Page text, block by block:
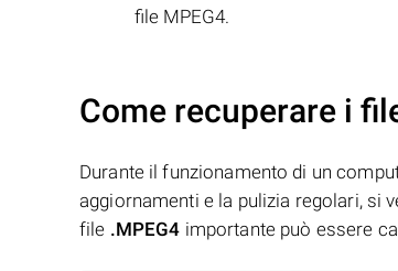
file MPEG4.
Come recuperare i
Durante il funzionamento di un
aggiornamenti e la pulizia regolari, si
file .MPEG4 importante può essere